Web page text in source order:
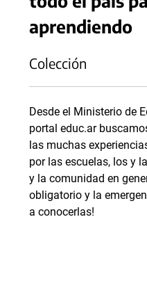
aprendiendo
Colección
Desde el Ministerio de
portal educ.ar
las muchas
por las escuelas, los y
y la comunidad en
obligatorio y la
a conocerlas!